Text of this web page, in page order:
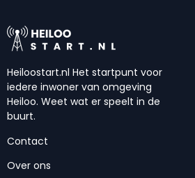
Heiloostart.nl Het startpunt voor
iedere inwoner van omgeving
Heiloo. Weet wat er speelt in de
buurt.
Contact
Over ons